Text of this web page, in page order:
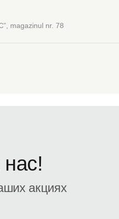
magazinul nr. 78
акциях